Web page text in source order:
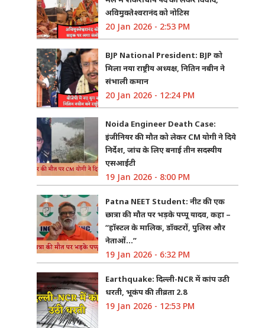
अविमुक्तेश्वरानंद को नोटिस
20 Jan 2026 - 2:53 PM
BJP National President: BJP को
मिला नया राष्ट्रीय अध्यक्ष, नितिन नबीन ने
संभाली कमान
20 Jan 2026 - 12:24 PM
Noida Engineer Death Case:
इंजीनियर की मौत को लेकर CM योगी ने दिये
निर्देश, जांच के लिए बनाई तीन सदस्यीय
एसआईटी
19 Jan 2026 - 8:00 PM
Patna NEET Student: नीट की एक
छात्रा की मौत पर भड़के पप्पू यादव, कहा –
“हॉस्टल के मालिक, डॉक्टरों, पुलिस और
नेताओं…”
19 Jan 2026 - 6:32 PM
Earthquake: दिल्ली-NCR में कांप उठी
धरती, भूकंप की तीव्रता 2.8
19 Jan 2026 - 12:53 PM